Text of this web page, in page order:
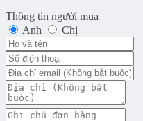
Thông tin người mua
Anh
Chị